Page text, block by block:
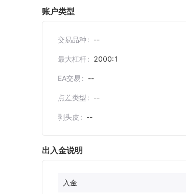
账户类型
交易品种 --
最大杠杆 2000:1
EA交易 --
点差类型 --
剥头皮 --
出入金说明
入金